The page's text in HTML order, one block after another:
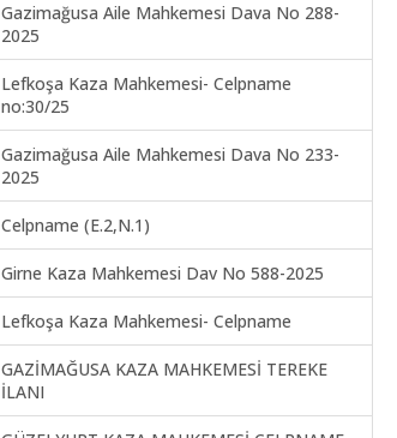
Gazimağusa Aile Mahkemesi Dava No 288-
2025
Lefkoşa Kaza Mahkemesi- Celpname
no:30/25
Gazimağusa Aile Mahkemesi Dava No 233-
2025
Celpname (E.2,N.1)
Girne Kaza Mahkemesi Dav No 588-2025
Lefkoşa Kaza Mahkemesi- Celpname
GAZİMAĞUSA KAZA MAHKEMESİ TEREKE
İLANI